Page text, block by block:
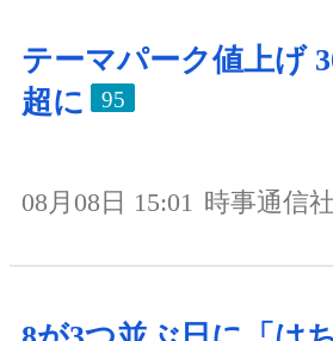
テーマパーク値上げ
超に
95
08月08日 15:01 時事通信社